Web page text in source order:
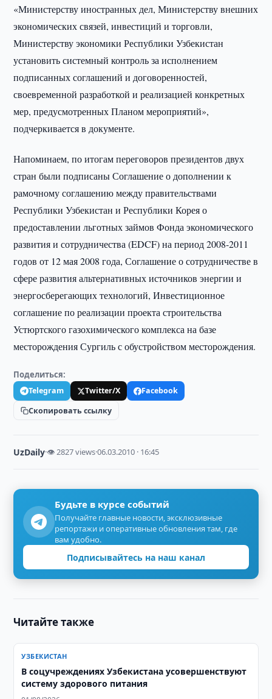
«Министерству иностранных дел, Министерству внешних
экономических связей, инвестиций и торговли,
Министерству экономики Республики Узбекистан
установить системный контроль за исполнением
подписанных соглашений и договоренностей,
своевременной разработкой и реализацией конкретных
мер, предусмотренных Планом мероприятий»,
подчеркивается в документе.
Напоминаем, по итогам переговоров президентов двух
стран были подписаны Соглашение о дополнении к
рамочному соглашению между правительствами
Республики Узбекистан и Республики Корея о
предоставлении льготных займов Фонда экономического
развития и сотрудничества (EDCF) на период 2008-2011
годов от 12 мая 2008 года, Соглашение о сотрудничестве в
сфере развития альтернативных источников энергии и
энергосберегающих технологий, Инвестиционное
соглашение по реализации проекта строительства
Устюртского газохимического комплекса на базе
месторождения Сургиль с обустройством месторождения.
Поделиться:
Telegram Twitter/X
Facebook
Скопировать ссылку
UzDaily·👁 2827 views·06.03.2010 · 16:45
Будьте в курсе событий
Получайте главные новости, эксклюзивные
репортажи и оперативные обновления там, где
вам удобно.
Подписывайтесь на наш канал
Читайте также
УЗБЕКИСТАН
В соцучреждениях Узбекистана усовершенствуют
систему здорового питания